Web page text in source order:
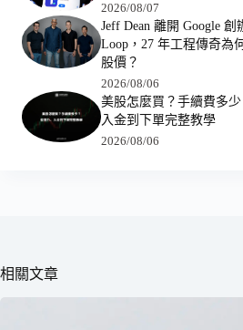
2026/08/07
Jeff Dean 離開 Google 創
Loop，27 年工程傳奇為
股價？
2026/08/06
美股怎麼買？手續費多少
入金到下單完整教學
2026/08/06
相關文章